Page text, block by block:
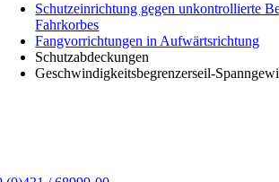
Schutzeinrichtung gegen unkontrollierte
Fahrkorbes
Fangvorrichtungen in Aufwärtsrichtung
Schutzabdeckungen
Geschwindigkeitsbegrenzerseil-